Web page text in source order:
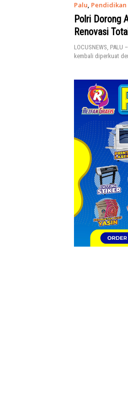
Palu, Pendidikan
Polri Dorong
Renovasi
LOCUSNEWS,
kembali diperkuat